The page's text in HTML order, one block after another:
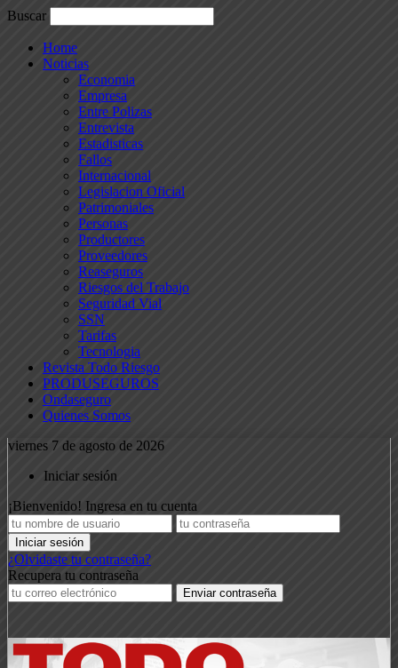
Buscar
Home
Noticias
Economia
Empresa
Entre Polizas
Entrevista
Estadisticas
Fallos
Internacional
Legislacion Oficial
Patrimoniales
Personas
Productores
Proveedores
Reaseguros
Riesgos del Trabajo
Seguridad Vial
SSN
Tarifas
Tecnologia
Revista Todo Riesgo
PRODUSEGUROS
Ondaseguro
Quienes Somos
viernes 7 de agosto de 2026
Iniciar sesión
¡Bienvenido! Ingresa en tu cuenta
¿Olvidaste tu contraseña?
Recupera tu contraseña